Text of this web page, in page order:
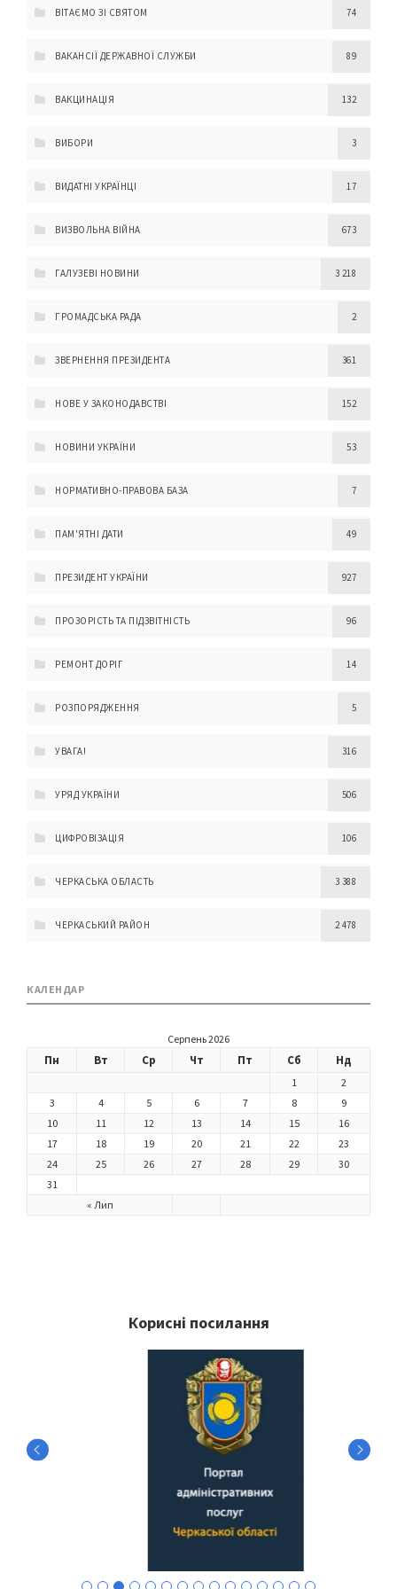
ВІТАЄМО ЗІ СВЯТОМ 74
ВАКАНСІЇ ДЕРЖАВНОЇ СЛУЖБИ 89
ВАКЦИНАЦІЯ 132
ВИБОРИ 3
ВИДАТНІ УКРАЇНЦІ 17
ВИЗВОЛЬНА ВІЙНА 673
ГАЛУЗЕВІ НОВИНИ 3 218
ГРОМАДСЬКА РАДА 2
ЗВЕРНЕННЯ ПРЕЗИДЕНТА 361
НОВЕ У ЗАКОНОДАВСТВІ 152
НОВИНИ УКРАЇНИ 53
НОРМАТИВНО-ПРАВОВА БАЗА 7
ПАМ'ЯТНІ ДАТИ 49
ПРЕЗИДЕНТ УКРАЇНИ 927
ПРОЗОРІСТЬ ТА ПІДЗВІТНІСТЬ 96
РЕМОНТ ДОРІГ 14
РОЗПОРЯДЖЕННЯ 5
УВАГА! 316
УРЯД УКРАЇНИ 506
ЦИФРОВІЗАЦІЯ 106
ЧЕРКАСЬКА ОБЛАСТЬ 3 388
ЧЕРКАСЬКИЙ РАЙОН 2 478
КАЛЕНДАР
Серпень 2026
Пн Вт Ср Чт Пт Сб Нд
« Лип
1
2
3
4 5 6 7 8
9
10
11 12 13 14 15
16
17
18 19 20 21 22
23
24
25 26 27 28 29
30
31
Корисні посилання